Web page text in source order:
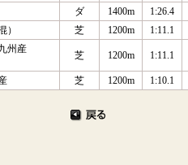
ダ 1400m 1:26.4
）
芝 1200m 1:11.1
州産
芝 1200m 1:11.1
芝 1200m 1:10.1